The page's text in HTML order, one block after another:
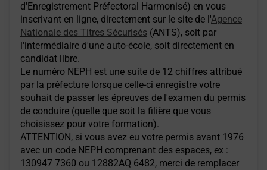
d'Enregistrement Préfectoral Harmonisé) en vous
inscrivant en ligne, directement sur le site de l'Agence
Nationale des Titres Sécurisés (ANTS), soit par
l'intermédiaire d'une auto-école, soit directement en
candidat libre.
Le numéro NEPH est une suite de 12 chiffres attribué
par la préfecture lorsque celle-ci enregistre votre
souhait de passer les épreuves de l'examen du permis
de conduire (quelle que soit la filière que vous
choisissez pour votre formation).
ATTENTION, si vous avez eu votre permis avant 1976
avec un code NEPH comprenant des espaces, ex :
130947 7360 ou 12882AQ 6482, merci de remplacer